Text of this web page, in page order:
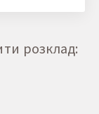
розклад: